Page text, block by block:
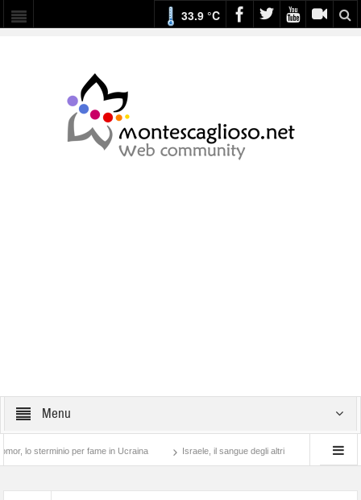
33.9 °C
Menu
sterminio per fame in Ucraina Israele, il sangue degli altri Lotta di classe…